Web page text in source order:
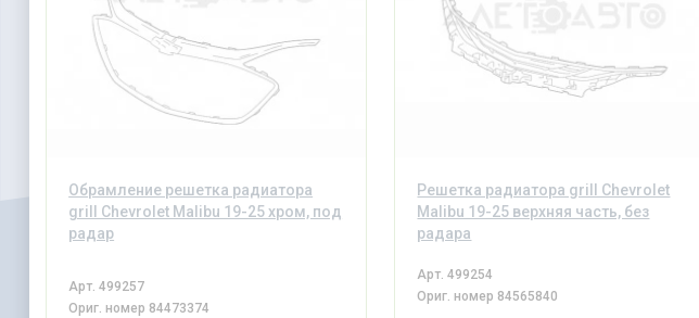
Обрамление решетка радиатора
grill Chevrolet Malibu 19-25 хром, под
радар
Арт.499257
Ориг. номер 84473374
Решетка радиатора grill Chevrolet
Malibu 19-25 верхняя часть, без
радара
Арт.499254
Ориг. номер 84565840